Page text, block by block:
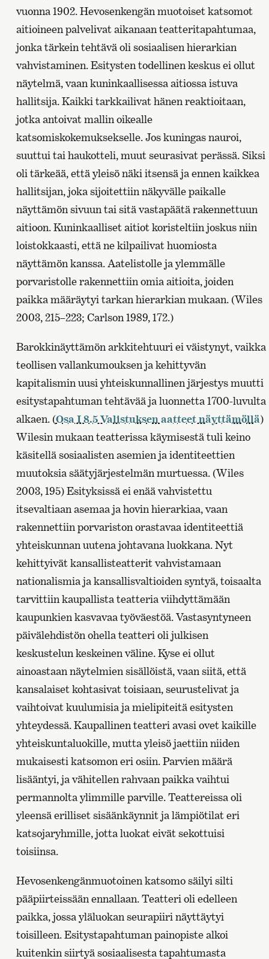
vuonna 1902. Hevosenkengän muotoiset katsomot
aitioineen palvelivat aikanaan teatteritapahtumaa,
jonka tärkein tehtävä oli sosiaalisen hierarkian
vahvistaminen. Esitysten todellinen keskus ei ollut
näytelmä, vaan kuninkaallisessa aitiossa istuva
hallitsija. Kaikki tarkkailivat hänen reaktioitaan,
jotka antoivat mallin oikealle
katsomiskokemuksekselle. Jos kuningas nauroi,
suuttui tai haukotteli, muut seurasivat perässä. Siksi
oli tärkeää, että yleisö näki itsensä ja ennen kaikkea
hallitsijan, joka sijoitettiin näkyvälle paikalle
näyttämön sivuun tai sitä vastapäätä rakennettuun
aitioon. Kuninkaalliset aitiot koristeltiin joskus niin
loistokkaasti, että ne kilpailivat huomiosta
näyttämön kanssa. Aatelistolle ja ylemmälle
porvaristolle rakennettiin omia aitioita, joiden
paikka määräytyi tarkan hierarkian mukaan. (Wiles
2003, 215–223; Carlson 1989, 172.)
Barokkinäyttämön arkkitehtuuri ei väistynyt, vaikka
teollisen vallankumouksen ja kehittyvän
kapitalismin uusi yhteiskunnallinen järjestys muutti
esitystapahtuman tehtävää ja luonnetta 1700-luvulta
alkaen. (Osa I 8.5 Valistuksen aatteet näyttämöllä)
Wilesin mukaan teatterissa käymisestä tuli keino
käsitellä sosiaalisten asemien ja identiteettien
muutoksia säätyjärjestelmän murtuessa. (Wiles
2003, 195) Esityksissä ei enää vahvistettu
itsevaltiaan asemaa ja hovin hierarkiaa, vaan
rakennettiin porvariston orastavaa identiteettiä
yhteiskunnan uutena johtavana luokkana. Nyt
kehittyivät kansallisteatterit vahvistamaan
nationalismia ja kansallisvaltioiden syntyä, toisaalta
tarvittiin kaupallista teatteria viihdyttämään
kaupunkien kasvavaa työväestöä. Vastasyntyneen
päivälehdistön ohella teatteri oli julkisen
keskustelun keskeinen väline. Kyse ei ollut
ainoastaan näytelmien sisällöistä, vaan siitä, että
kansalaiset kohtasivat toisiaan, seurustelivat ja
vaihtoivat kuulumisia ja mielipiteitä esitysten
yhteydessä. Kaupallinen teatteri avasi ovet kaikille
yhteiskuntaluokille, mutta yleisö jaettiin niiden
mukaisesti katsomon eri osiin. Parvien määrä
lisääntyi, ja vähitellen rahvaan paikka vaihtui
permannolta ylimmille parville. Teattereissa oli
yleensä erilliset sisäänkäynnit ja lämpiötilat eri
katsojaryhmille, jotta luokat eivät sekottuisi
toisiinsa.
Hevosenkengänmuotoinen katsomo säilyi silti
pääpiirteissään ennallaan. Teatteri oli edelleen
paikka, jossa yläluokan seurapiiri näyttäytyi
toisilleen. Esitystapahtuman painopiste alkoi
kuitenkin siirtyä sosiaalisesta tapahtumasta